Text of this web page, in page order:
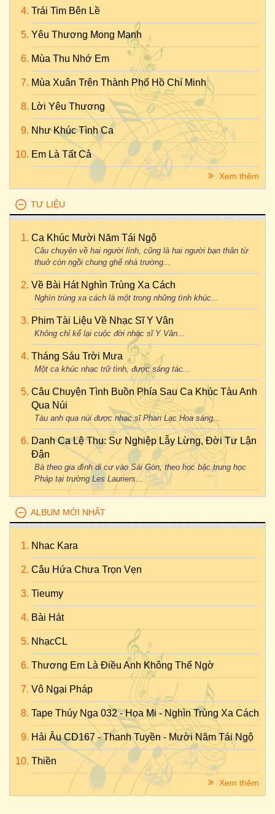
Trái Tim Bên Lề
Yêu Thương Mong Manh
Mùa Thu Nhớ Em
Mùa Xuân Trên Thành Phố Hồ Chí Minh
Lời Yêu Thương
Như Khúc Tình Ca
Em Là Tất Cả
Xem thêm
TƯ LIỆU
Ca Khúc Mười Năm Tái Ngộ
Câu chuyện về hai người lính, cũng là hai người bạn thân từ
thuở còn ngồi chung ghế nhà trường...
Về Bài Hát Nghìn Trùng Xa Cách
Nghìn trùng xa cách là một trong những tình khúc...
Phim Tài Liệu Về Nhạc Sĩ Y Vân
Không chỉ kể lại cuộc đời nhạc sĩ Y Vân...
Tháng Sáu Trời Mưa
Một ca khúc nhạc trữ tình, được sáng tác...
Câu Chuyện Tình Buồn Phía Sau Ca Khúc Tàu Anh
Qua Núi
Tàu anh qua núi được nhạc sĩ Phan Lạc Hoa sáng...
Danh Ca Lệ Thu: Sự Nghiệp Lẫy Lừng, Đời Tư Lận
Đận
Bà theo gia đình di cư vào Sài Gòn, theo học bậc trung học
Pháp tại trường Les Lauriers...
ALBUM MỚI NHẤT
Nhac Kara
Câu Hứa Chưa Trọn Vẹn
Tieumy
Bài Hát
NhạcCL
Thương Em Là Điều Anh Không Thể Ngờ
Vô Ngại Pháp
Tape Thúy Nga 032 - Họa Mi - Nghìn Trùng Xa Cách
Hải Âu CD167 - Thanh Tuyền - Mười Năm Tái Ngộ
Thiền
Xem thêm